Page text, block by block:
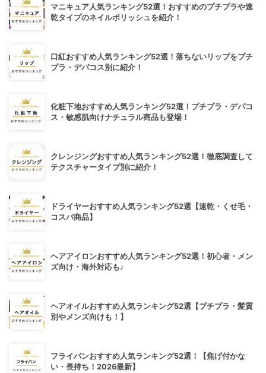
マニキュア人気ランキング52選！おすすめのプチプラや速
乾タイプのネイルポリッシュを紹介！
口紅おすすめ人気ランキング52選！落ちないリップをプチ
プラ・デパコス別に紹介！
化粧下地おすすめ人気ランキング52選！プチプラ・デパコ
ス・敏感肌向けナチュラル商品も登場！
クレンジングおすすめ人気ランキング52選！徹底調査して
テクスチャータイプ別に紹介！
ドライヤーおすすめ人気ランキング52選【速乾・くせ毛・
コスパ商品】
ヘアアイロンおすすめ人気ランキング52選！初心者・メン
ズ向け・海外対応も♪
ヘアオイルおすすめ人気ランキング52選【プチプラ・髪質
別やメンズ向けも！】
フライパンおすすめ人気ランキング52選！【焦げ付かな
い・長持ち！2026最新】